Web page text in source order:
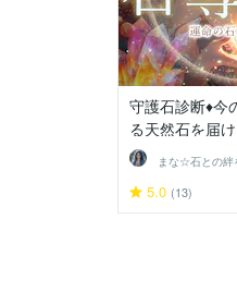
守護石診断♦今
る天然石を届
5.0 (13)